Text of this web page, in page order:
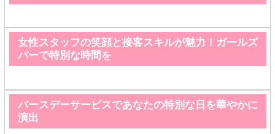
女性スタッフの笑顔と接客スキルが魅力！ガールズ
バーで特別な時間を
バースデーサービスであなたの特別な日を華やかに
演出